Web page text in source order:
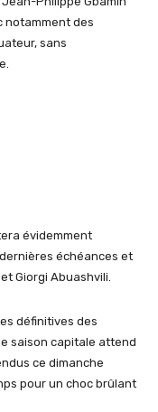
notamment des
sans
évidemment
échéances et
Giorgi Abuashvili.
définitives des
saison capitale attend
ce dimanche
pour un choc brûlant